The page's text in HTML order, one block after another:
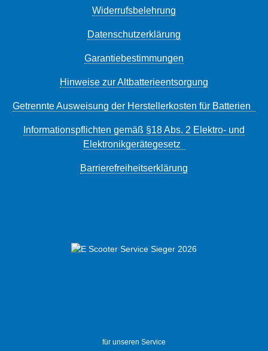
Widerrufsbelehrung
Datenschutzerklärung
Garantiebestimmungen
Hinweise zur Altbatterieentsorgung
Getrennte Ausweisung der Herstellerkosten für Batterien
Informationspflichten gemäß §18 Abs. 2 Elektro- und
Elektronikgerätegesetz
Barrierefreiheitserklärung
für unseren Service